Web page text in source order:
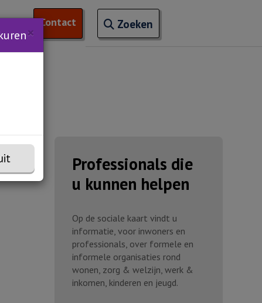
van 'Trainingen'
Contact Zoeken
ingevoerde termen
Professionals die
u kunnen helpen
Op de sociale kaart vindt u
informatie, voor inwoners en
professionals, over formele en
informele organisaties rond
wonen, zorg & welzijn, werk &
inkomen, kinderen en jeugd.
×